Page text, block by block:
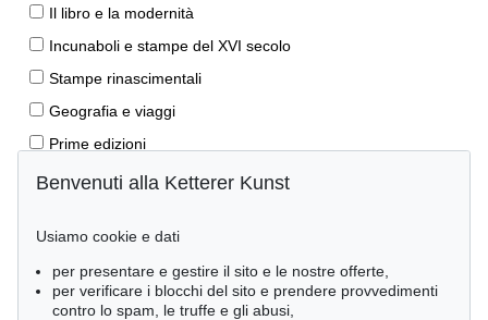
Il libro e la modernità
Incunaboli e stampe del XVI secolo
Stampe rinascimentali
Geografia e viaggi
Prime edizioni
Manoscritti antichi
Libri per bambini
Lifestyle
Pietre miliari delle scienze naturali
Benvenuti alla Ketterer Kunst
Usiamo cookie e dati
per presentare e gestire il sito e le nostre offerte,
per verificare i blocchi del sito e prendere provvedimenti
contro lo spam, le truffe e gli abusi,